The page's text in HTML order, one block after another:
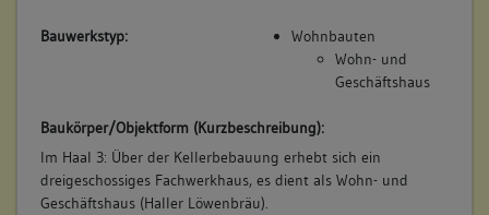
Bauwerkstyp:
Wohnbauten
Wohn- und
Geschäftshaus
Baukörper/Objektform (Kurzbeschreibung):
Im Haal 3: Über der Kellerbebauung erhebt sich ein
dreigeschossiges Fachwerkhaus, es dient als Wohn- und
Geschäftshaus (Haller Löwenbräu).